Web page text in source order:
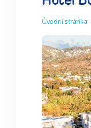
Úvodní stránka